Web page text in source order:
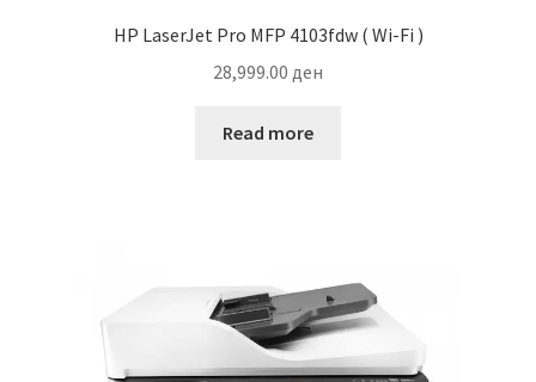
HP LaserJet Pro MFP 4103fdw ( Wi-Fi )
28,999.00 ден
Read more